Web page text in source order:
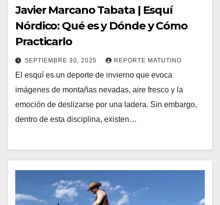
Javier Marcano Tabata | Esquí
Nórdico: Qué es y Dónde y Cómo
Practicarlo
SEPTIEMBRE 30, 2025 REPORTE MATUTINO
El esquí es un deporte de invierno que evoca
imágenes de montañas nevadas, aire fresco y la
emoción de deslizarse por una ladera. Sin embargo,
dentro de esta disciplina, existen…